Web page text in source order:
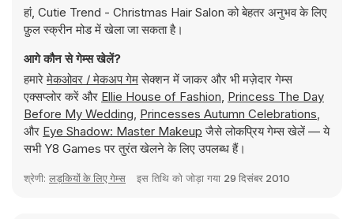
हां, Cutie Trend - Christmas Hair Salon को बेहतर अनुभव के लिए
फ़ुल स्क्रीन मोड में खेला जा सकता है।
आगे कौन से गेम्स खेलें?
हमारेमेकओवर / मेकअप गेमसेक्शन में जाकर और भी मज़ेदार गेम्स
एक्सप्लोर करें और Ellie House of Fashion, Princess The Day
Before My Wedding, Princesses Autumn Celebrations,
और Eye Shadow: Master Makeup जैसे लोकप्रिय गेम्स खेलें — ये
सभी Y8 Games पर तुरंत खेलने के लिए उपलब्ध हैं।
श्रेणी: लड़कियों के लिए गेम्स इस तिथि को जोड़ा गया 29 दिसंबर 2010